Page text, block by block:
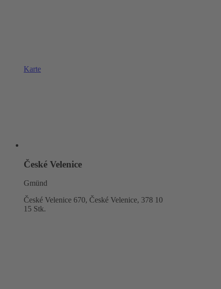
Karte
České Velenice
Gmünd
České Velenice 670, České Velenice, 378 10
15 Stk.